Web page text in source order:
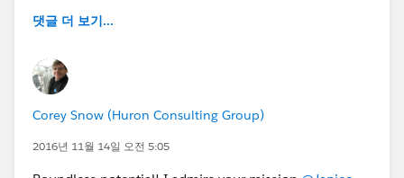
댓글 더 보기...
Corey Snow (Huron Consulting Group)
2016년 11월 14일 오전 5:05